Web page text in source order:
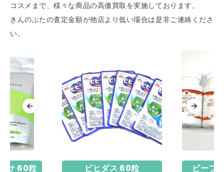
コスメまで、様々な商品の高価買取を実施しております。
きんのぶたの査定金額が他店より低い場合は是非ご連絡くださ
い。
サ 60粒 ビヒダス 60粒 ビープ